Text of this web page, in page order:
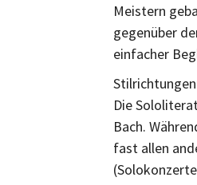
Meistern
gegenüber
einfacher
Die
Bach.
fast allen